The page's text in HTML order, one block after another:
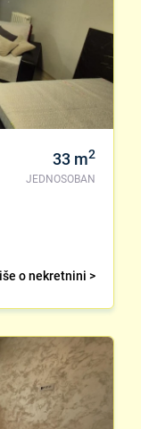
33 m2
JEDNOSOBAN
o nekretnini >